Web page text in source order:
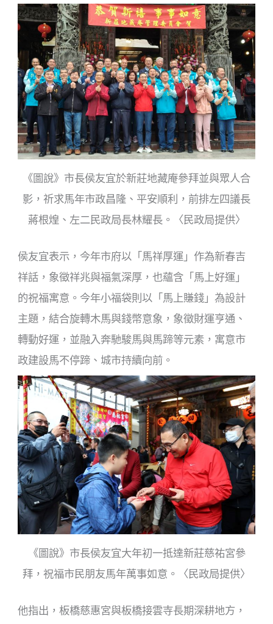
《​圖說》市長侯友宜於新莊地藏庵參拜並與眾人合
影，祈求馬年市政昌隆、平安順利，前排左四議長
蔣根煌、左二民政局長林耀長。〈民政局提供〉
侯友宜表示，今年市府以「馬祥厚運」作為新春吉
祥話，象徵祥兆與福氣深厚，也蘊含「馬上好運」
的祝福寓意。今年小福袋則以「馬上賺錢」為設計
主題，結合旋轉木馬與錢幣意象，象徵財運亨通、
轉動好運，並融入奔馳駿馬與馬蹄等元素，寓意市
政建設馬不停蹄、城市持續向前。
《​圖說》市長侯友宜大年初一抵達新莊慈祐宮參
拜，祝福市民朋友馬年萬事如意。〈民政局提供〉
他指出，板橋慈惠宮與板橋接雲寺長期深耕地方，